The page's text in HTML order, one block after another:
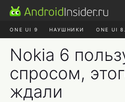
ONE UI 9 НАУШНИКИ ONE UI
Nokia 6
спросом,
ждали